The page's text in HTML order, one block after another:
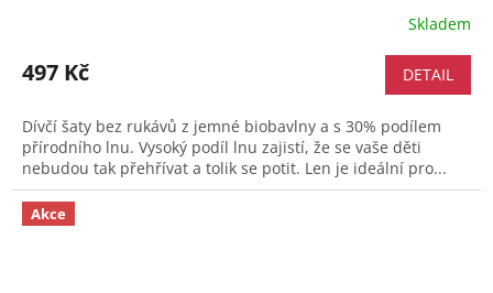
Skladem
497 Kč DETAIL
Dívčí šaty bez rukávů z jemné biobavlny a s 30% podílem
přírodního lnu. Vysoký podíl lnu zajistí, že se vaše děti
nebudou tak přehřívat a tolik se potit. Len je ideální pro...
Akce